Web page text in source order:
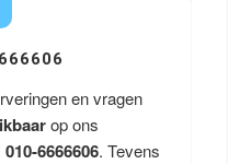
en vragen
op ons
010-6666606. Tevens